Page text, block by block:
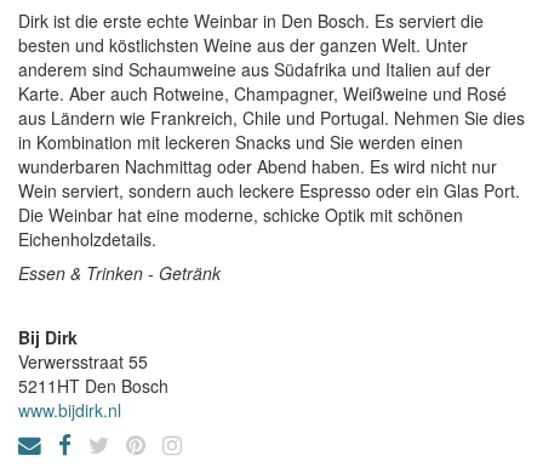
Dirk ist die erste echte Weinbar in Den Bosch. Es serviert die
besten und köstlichsten Weine aus der ganzen Welt. Unter
anderem sind Schaumweine aus Südafrika und Italien auf der
Karte. Aber auch Rotweine, Champagner, Weißweine und Rosé
aus Ländern wie Frankreich, Chile und Portugal. Nehmen Sie dies
in Kombination mit leckeren Snacks und Sie werden einen
wunderbaren Nachmittag oder Abend haben. Es wird nicht nur
Wein serviert, sondern auch leckere Espresso oder ein Glas Port.
Die Weinbar hat eine moderne, schicke Optik mit schönen
Eichenholzdetails.
Essen & Trinken - Getränk
Bij Dirk
Verwersstraat 55
5211HT Den Bosch
www.bijdirk.nl